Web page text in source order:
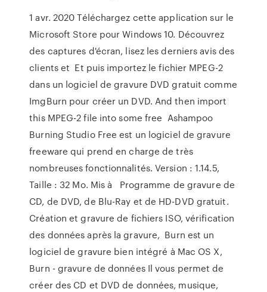
1 avr. 2020 Téléchargez cette application sur le
Microsoft Store pour Windows 10. Découvrez
des captures d'écran, lisez les derniers avis des
clients et Et puis importez le fichier MPEG-2
dans un logiciel de gravure DVD gratuit comme
ImgBurn pour créer un DVD. And then import
this MPEG-2 file into some free Ashampoo
Burning Studio Free est un logiciel de gravure
freeware qui prend en charge de très
nombreuses fonctionnalités. Version : 1.14.5,
Taille : 32 Mo. Mis à Programme de gravure de
CD, de DVD, de Blu-Ray et de HD-DVD gratuit.
Création et gravure de fichiers ISO, vérification
des données après la gravure, Burn est un
logiciel de gravure bien intégré à Mac OS X,
Burn - gravure de données Il vous permet de
créer des CD et DVD de données, musique,